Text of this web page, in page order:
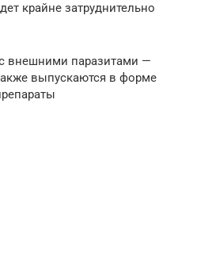
крайне затруднительно
внешними паразитами —
выпускаются в форме